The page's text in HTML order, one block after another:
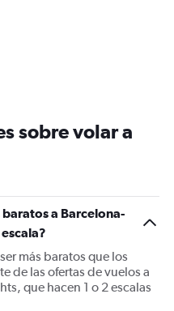
sobre volar a
a Barcelona-
más baratos que los
de las ofertas de vuelos a
que hacen 1 o 2 escalas